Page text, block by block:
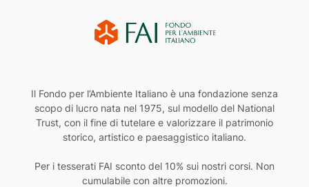
Il Fondo per l’Ambiente Italiano è una fondazione senza
scopo di lucro nata nel 1975, sul modello del National
Trust, con il fine di tutelare e valorizzare il patrimonio
storico, artistico e paesaggistico italiano.
Per i tesserati FAI sconto del 10% sui nostri corsi. Non
cumulabile con altre promozioni.